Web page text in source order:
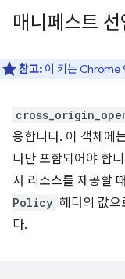
매니페스트 선
참고: 이 키는 Chrome
용합니다. 이 객체에
나만 포함되어야 합
서 리소스를 제공할
Policy 헤더의 값으
다.